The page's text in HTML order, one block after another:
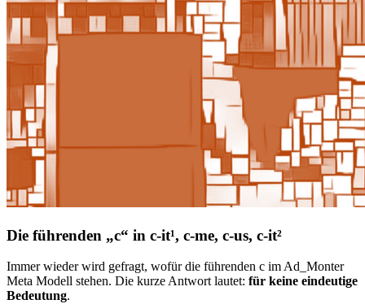
Die führenden „c“ in c-it¹, c-me, c-us, c-it²
Immer wieder wird gefragt, wofür die führenden c im Ad_Monter
Meta Modell stehen. Die kurze Antwort lautet: für keine eindeutige
Bedeutung.